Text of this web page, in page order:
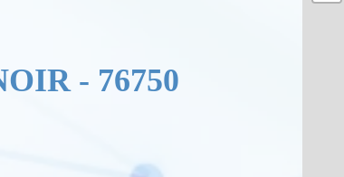
- 76750